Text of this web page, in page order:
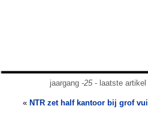
jaargang -25- laatste artikel
« NTR zet half kantoor bij grof vuil